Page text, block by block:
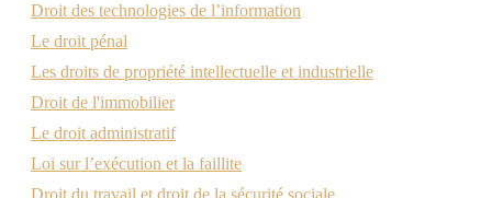
Droit des technologies de l’information
Le droit pénal
Les droits de propriété intellectuelle et industrielle
Droit de l'immobilier
Le droit administratif
Loi sur l’exécution et la faillite